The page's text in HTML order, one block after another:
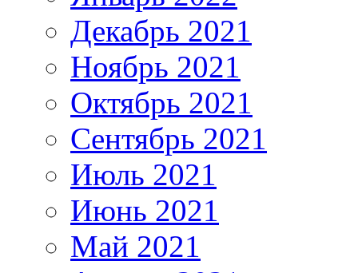
Декабрь 2021
Ноябрь 2021
Октябрь 2021
Сентябрь 2021
Июль 2021
Июнь 2021
Май 2021